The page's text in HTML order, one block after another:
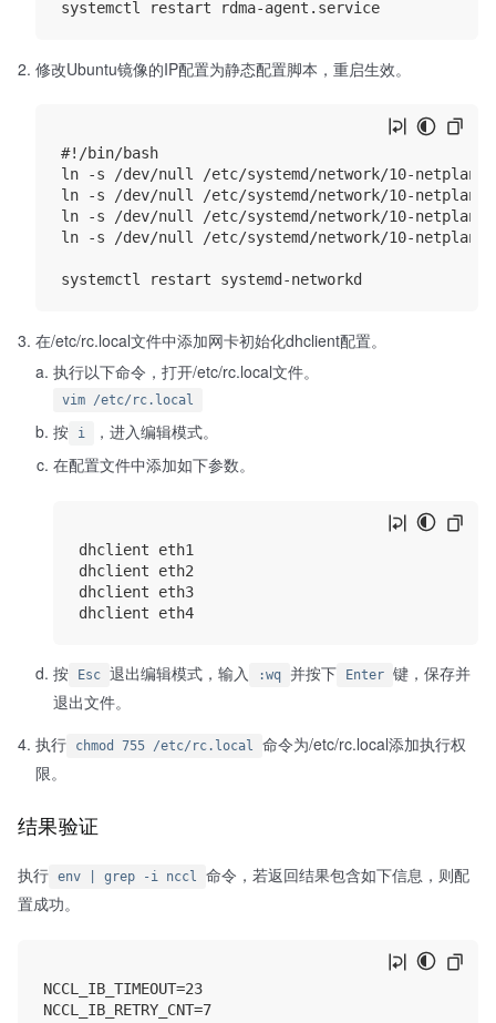
修改Ubuntu镜像的IP配置为静态配置脚本，重启生效。
#!/bin/bash
ln -s /dev/null /etc/systemd/network/10-netplan-
ln -s /dev/null /etc/systemd/network/10-netplan-
ln -s /dev/null /etc/systemd/network/10-netplan-
ln -s /dev/null /etc/systemd/network/10-netplan-
在/etc/rc.local文件中添加网卡初始化dhclient配置。
执行以下命令，打开/etc/rc.local文件。
vim /etc/rc.local
按 i
，进入编辑模式。
在配置文件中添加如下参数。
dhclient eth1
dhclient eth2
dhclient eth3
按 Esc 退出编辑模式，输入 :wq 并按下 Enter 键，保存并
退出文件。
执行
chmod 755 /etc/rc.local
命令为/etc/rc.local添加执行权
限。
结果验证
执行 env | grep -i nccl
命令，若返回结果包含如下信息，则配
置成功。
NCCL_IB_TIMEOUT=23